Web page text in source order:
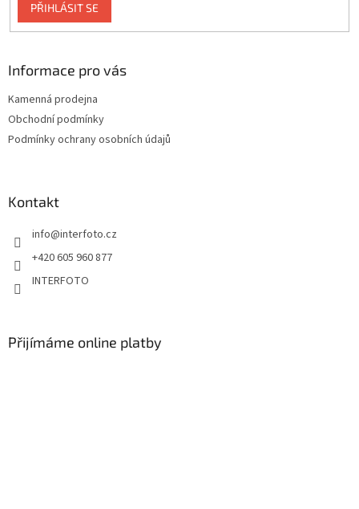
PŘIHLÁSIT SE
Informace pro vás
Kamenná prodejna
Obchodní podmínky
Podmínky ochrany osobních údajů
Kontakt
info@interfoto.cz
+420 605 960 877
INTERFOTO
Přijímáme online platby